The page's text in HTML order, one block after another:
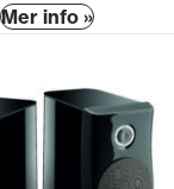
Mer info »Den
har
flera
varianter.
De